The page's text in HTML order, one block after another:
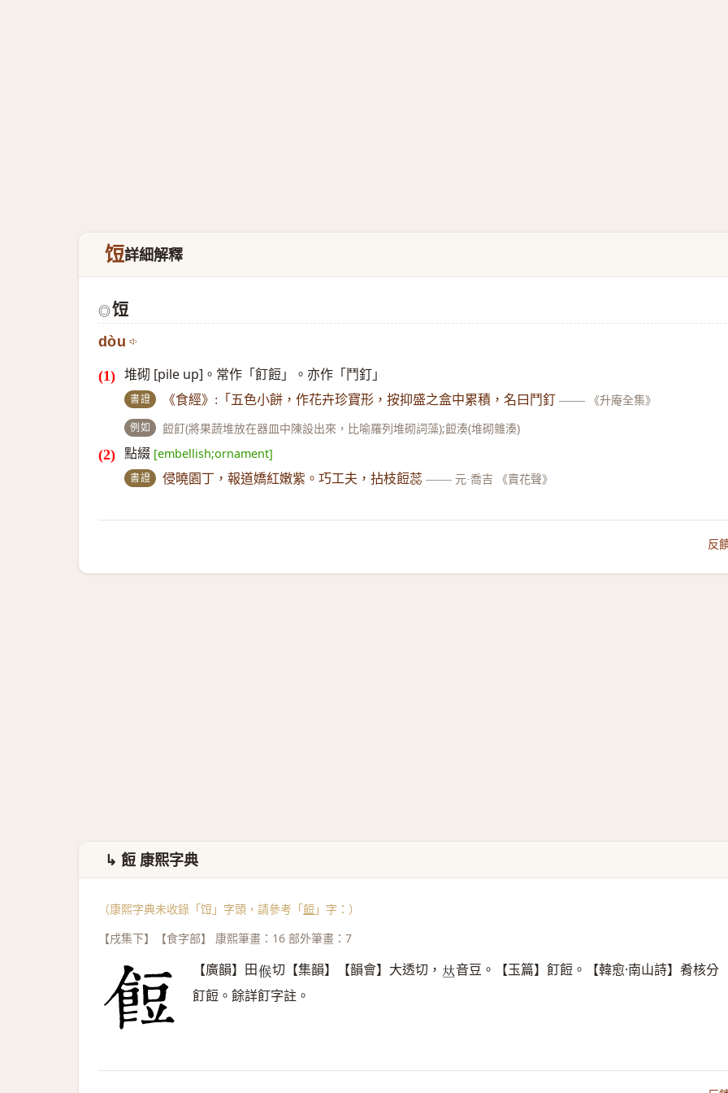
饾詳細解釋
◎饾
dòu
堆砌 [pile up]。常作「飣餖」。亦作「鬥釘」
書證 《食經》:「五色小餅，作花卉珍寶形，按抑盛之盒中累積，名曰鬥釘 —— 《升庵全集》
例如 餖飣(將果蔬堆放在器皿中陳設出來，比喻羅列堆砌詞藻);餖湊(堆砌雜湊)
點綴 [embellish;ornament]
書證 侵曉園丁，報道嬌紅嫩紫。巧工夫，拈枝餖蕊 —— 元·喬吉 《賣花聲》
反
↳ 餖 康熙字典
（康熙字典未收錄「饾」字頭，請參考「餖 」字：）
【戌集下】【食字部】 康熙筆畫：16 部外筆畫：7
【廣韻】田𠋫 切【集韻】【韻會】大透切， 𠀤音豆。【玉篇】飣餖。【韓愈·南山詩】肴核分
飣餖。餘詳飣字註。